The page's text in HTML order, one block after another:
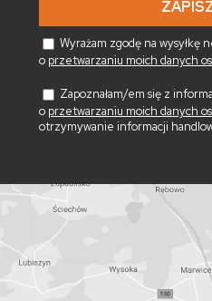
Wyrażam zgodę na wysyłkę
o przetwarzaniu moich danych
Zapoznałam/em się z
o przetwarzaniu moich danych
otrzymywanie informacji